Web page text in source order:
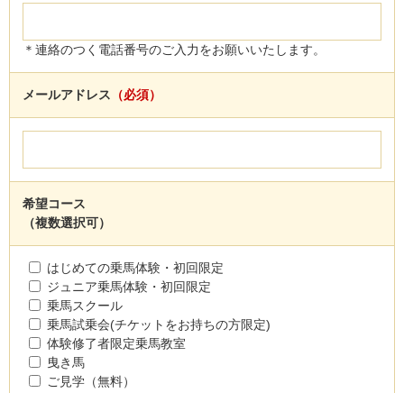
＊連絡のつく電話番号のご入力をお願いいたします。
メールアドレス （必須）
希望コース
（複数選択可）
はじめての乗馬体験・初回限定
ジュニア乗馬体験・初回限定
乗馬スクール
乗馬試乗会(チケットをお持ちの方限定)
体験修了者限定乗馬教室
曳き馬
ご見学（無料）